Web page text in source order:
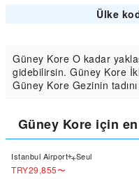
Ülke
Güney Kore O kadar
gidebilirsin. Güney Kore
Güney Kore Gezinin tadını
Güney Kore için en
Istanbul Airport Seul
TRY29,855〜